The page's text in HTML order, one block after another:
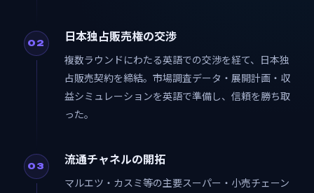
02 日本独占販売権の交渉
複数ラウンドにわたる英語での交渉を経て、日本独
占販売契約を締結。市場調査データ・展開計画・収
益シミュレーションを英語で準備し、信頼を勝ち取
った。
03 流通チャネルの開拓
マルエツ・カスミ等の主要スーパー・小売チェーン